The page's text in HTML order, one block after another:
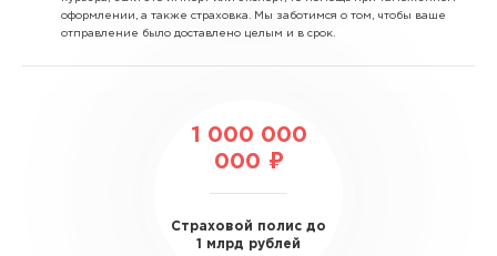
оформлении, а также страховка. Мы заботимся о том, чтобы ваше
отправление было доставлено целым и в срок.
1 000 000
000 ₽
Страховой полис до
1 млрд рублей